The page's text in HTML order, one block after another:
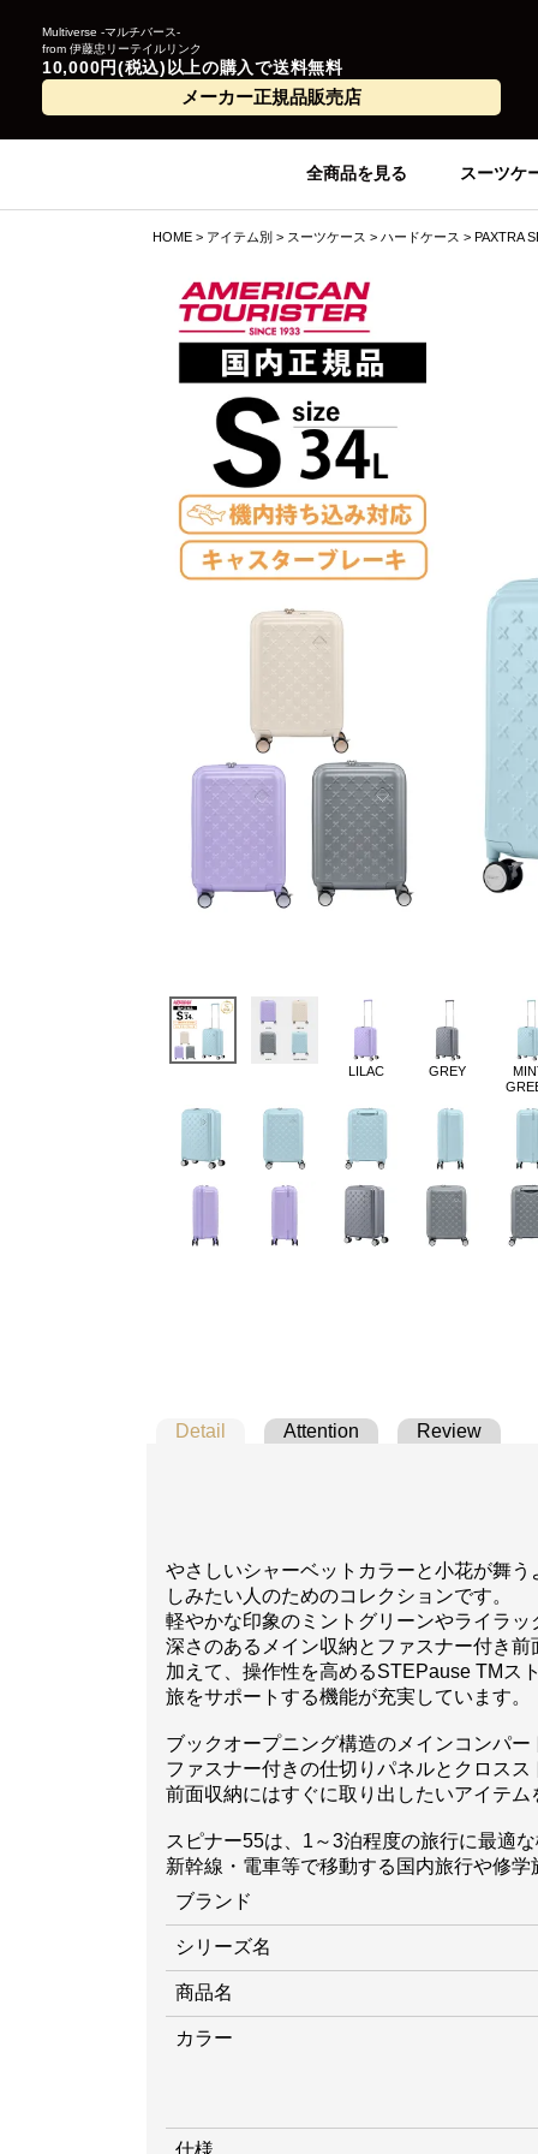
Multiverse -マルチバース-
from 伊藤忠リーテイルリンク
10,000円(税込)以上の購入で送料無料
メーカー正規品販売店
全商品を見る スーツケ
HOME アイテム別 スーツケース ハードケース PAXTRA
LILAC GREY
Detail Attention Review
やさしいシャーベットカラーと小花が舞
しみたい人のためのコレクションです。
軽やかな印象のミントグリーンやライラ
深さのあるメイン収納とファスナー付き
加えて、操作性を高めるSTEPause TMス
旅をサポートする機能が充実しています。
ブックオープニング構造のメインコンパ
ファスナー付きの仕切りパネルとクロス
前面収納にはすぐに取り出したいアイテ
スピナー55は、1～3泊程度の旅行に最適
新幹線・電車等で移動する国内旅行や修
ブランド
シリーズ名
商品名
カラー